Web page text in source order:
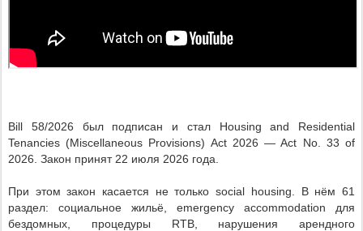
Bill 58/2026 был подписан и стал Housing and Residential
Tenancies (Miscellaneous Provisions) Act 2026 — Act No. 33 of
2026. Закон принят 22 июля 2026 года.
При этом закон касается не только social housing. В нём 61
раздел: социальное жильё, emergency accommodation для
бездомных, процедуры RTB, нарушения арендного